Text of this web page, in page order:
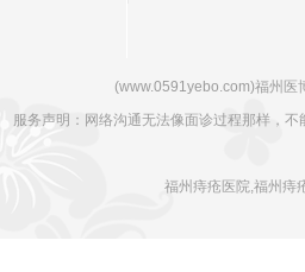
(www.0591yebo.com)福州
服务声明：网络沟通无法像面诊过程那样，
福州痔疮医院,福州痔